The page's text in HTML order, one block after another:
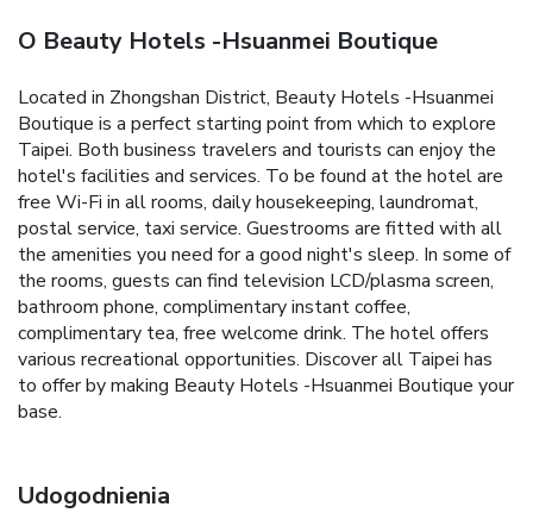
O Beauty Hotels -Hsuanmei Boutique
Located in Zhongshan District, Beauty Hotels -Hsuanmei
Boutique is a perfect starting point from which to explore
Taipei. Both business travelers and tourists can enjoy the
hotel's facilities and services. To be found at the hotel are
free Wi-Fi in all rooms, daily housekeeping, laundromat,
postal service, taxi service. Guestrooms are fitted with all
the amenities you need for a good night's sleep. In some of
the rooms, guests can find television LCD/plasma screen,
bathroom phone, complimentary instant coffee,
complimentary tea, free welcome drink. The hotel offers
various recreational opportunities. Discover all Taipei has
to offer by making Beauty Hotels -Hsuanmei Boutique your
base.
Udogodnienia